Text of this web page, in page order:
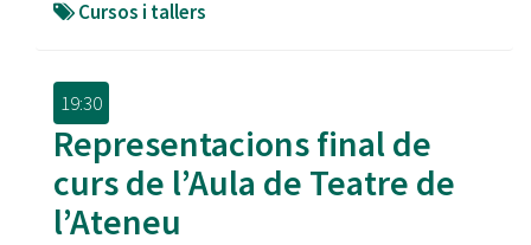
Cursos i tallers
19:30
Representacions final de
curs de l’Aula de Teatre de
l’Ateneu